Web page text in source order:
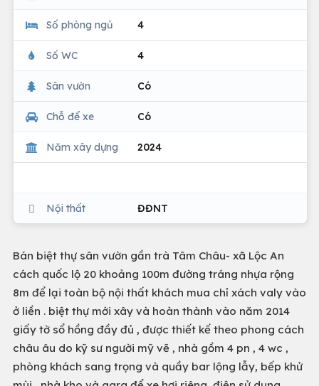
Số phòng ngủ 4
Số WC 4
Sân vườn Có
Chỗ để xe Có
Năm xây dựng 2024
Nội thất ĐĐNT
Bán biệt thự sân vườn gần trà Tâm Châu- xã Lộc An
cách quốc lộ 20 khoảng 100m đường tráng nhựa rộng
8m để lại toàn bộ nội thất khách mua chỉ xách valy vào
ở liền . biệt thự mới xây và hoàn thành vào năm 2014
giấy tờ sổ hồng đầy đủ , được thiết kế theo phong cách
châu âu do kỹ sư người mỹ vẽ , nhà gồm 4 pn , 4 wc ,
phòng khách sang trọng và quầy bar lộng lẫy, bếp khử